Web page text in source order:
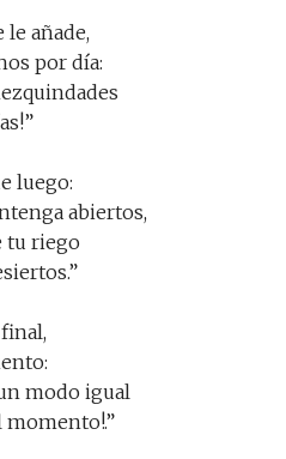
le añade,
por día:
luego:
abiertos,
tu riego
modo igual
momento!.”